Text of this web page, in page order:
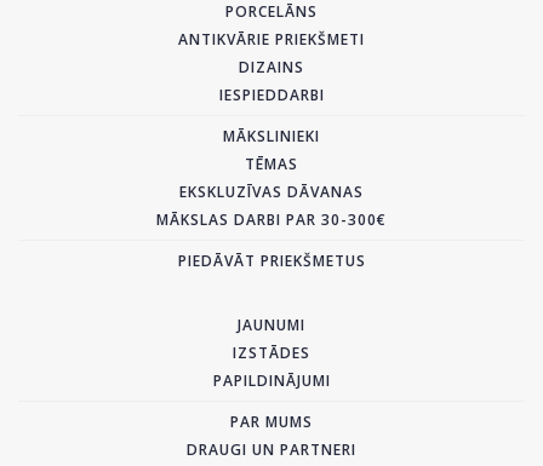
PORCELĀNS
ANTIKVĀRIE PRIEKŠMETI
DIZAINS
IESPIEDDARBI
MĀKSLINIEKI
TĒMAS
EKSKLUZĪVAS DĀVANAS
MĀKSLAS DARBI PAR 30-300€
PIEDĀVĀT PRIEKŠMETUS
JAUNUMI
IZSTĀDES
PAPILDINĀJUMI
PAR MUMS
DRAUGI UN PARTNERI